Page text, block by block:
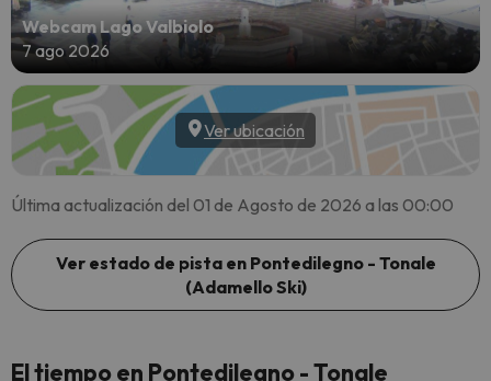
Webcam Lago Valbiolo
7 ago 2026
Ver ubicación
Última actualización del 01 de Agosto de 2026 a las 00:00
Ver estado de pista en Pontedilegno - Tonale
(Adamello Ski)
El tiempo en Pontedilegno - Tonale